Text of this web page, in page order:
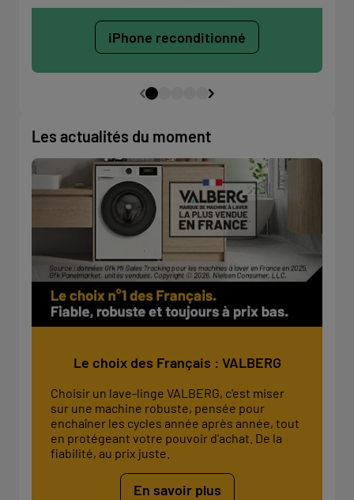
iPhone reconditionné
Les actualités du moment
Le choix des Français : VALBERG
Choisir un lave-linge VALBERG, c'est miser
sur une machine robuste, pensée pour
enchaîner les cycles année après année, tout
en protégeant votre pouvoir d'achat. De la
fiabilité, au prix juste.
En savoir plus